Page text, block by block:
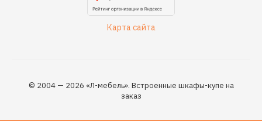
Карта сайта
© 2004 — 2026 «Л-мебель». Встроенные шкафы-купе на
заказ